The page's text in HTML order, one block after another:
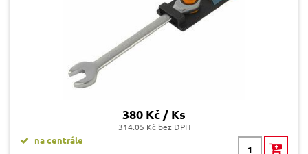
380 Kč / Ks
314.05 Kč bez DPH
na centrále